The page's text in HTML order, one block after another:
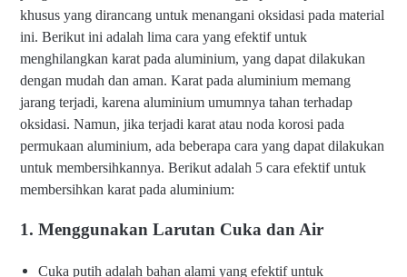
khusus yang dirancang untuk menangani oksidasi pada material
ini. Berikut ini adalah lima cara yang efektif untuk
menghilangkan karat pada aluminium, yang dapat dilakukan
dengan mudah dan aman. Karat pada aluminium memang
jarang terjadi, karena aluminium umumnya tahan terhadap
oksidasi. Namun, jika terjadi karat atau noda korosi pada
permukaan aluminium, ada beberapa cara yang dapat dilakukan
untuk membersihkannya. Berikut adalah 5 cara efektif untuk
membersihkan karat pada aluminium:
1. Menggunakan Larutan Cuka dan Air
Cuka putih adalah bahan alami yang efektif untuk